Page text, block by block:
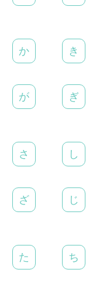
か き
が ぎ
さ し
ざ じ
た ち